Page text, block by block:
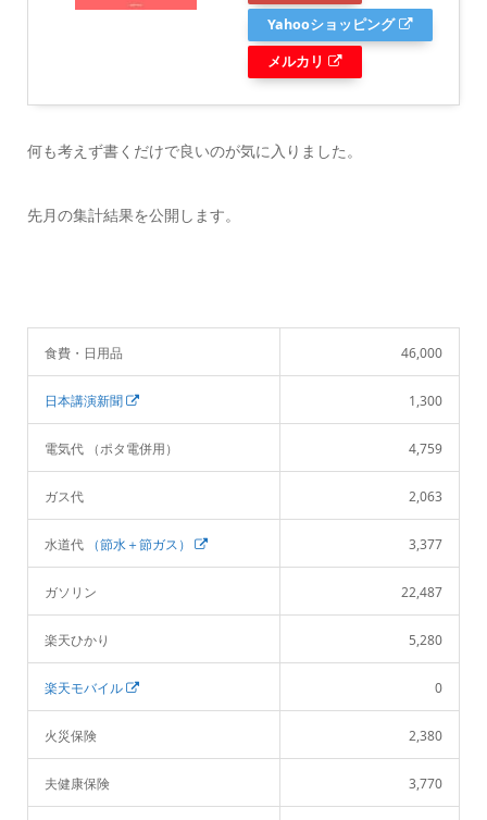
Yahooショッピング
メルカリ
何も考えず書くだけで良いのが気に入りました。
先月の集計結果を公開します。
食費・日用品 46,000
日本講演新聞 1,300
電気代 （ポタ電併用） 4,759
ガス代 2,063
水道代 （節水＋節ガス） 3,377
ガソリン 22,487
楽天ひかり 5,280
楽天モバイル 0
火災保険 2,380
夫健康保険 3,770